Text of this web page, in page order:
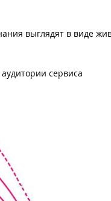
выглядят в виде
сервиса